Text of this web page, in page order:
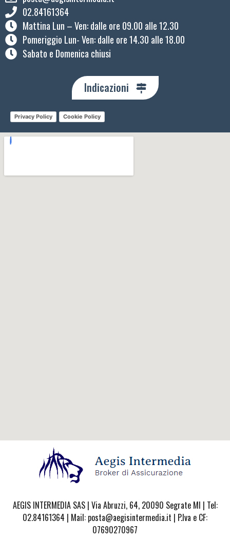
02.84161364
Mattina Lun – Ven: ​dalle ore 09.00 alle 12.30
Pomeriggio Lun- Ven: dalle ore 14.30 alle 18.00
Sabato e Domenica chiusi
Indicazioni
Privacy Policy Cookie Policy
AEGIS INTERMEDIA SAS | Via Abruzzi, 64, 20090 Segrate MI | Tel:
02.84161364 | Mail: posta@aegisintermedia.it | P.Iva e CF:
07690270967